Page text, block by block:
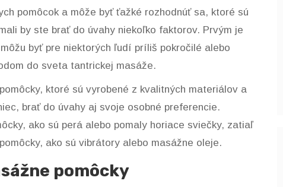
pomôcok a môže byť ťažké rozhodnúť sa, ktoré sú
by ste brať do úvahy niekoľko faktorov. Prvým je
byť pre niektorých ľudí príliš pokročilé alebo
do sveta tantrickej masáže.
ktoré sú vyrobené z kvalitných materiálov a
brať do úvahy aj svoje osobné preferencie.
ako sú perá alebo pomaly horiace sviečky, zatiaľ
ako sú vibrátory alebo masážne oleje.
pomôcky